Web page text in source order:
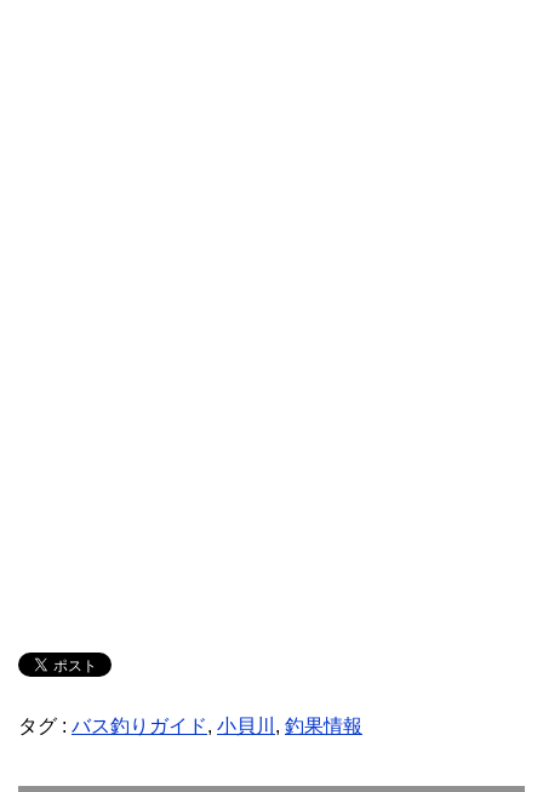
タグ : バス釣りガイド, 小貝川 , 釣果情報